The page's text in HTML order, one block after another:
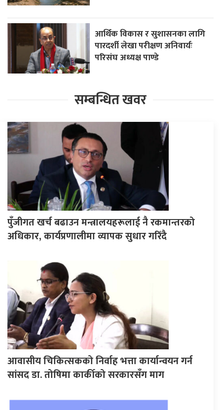
आर्थिक विकास र सुशासनका लागि
पारदर्शी लेखा परीक्षण अनिवार्यः
परिसंघ अध्यक्ष पाण्डे
सम्बन्धित खवर
पुँजीगत खर्च बढाउन मन्त्रालयहरूलाई नै रकमान्तरको
अधिकार, कार्यप्रणालीमा व्यापक सुधार गरिँदै
आवासीय चिकित्सकको निर्वाह भत्ता कार्यान्वयन गर्न
सांसद डा. तोषिमा कार्कीको सरकारसँग माग